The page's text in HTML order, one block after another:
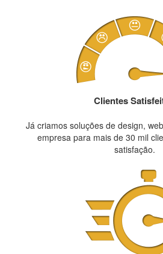
Clientes
Já criamos soluções de design,
empresa para mais de 30 mil
satisfação.